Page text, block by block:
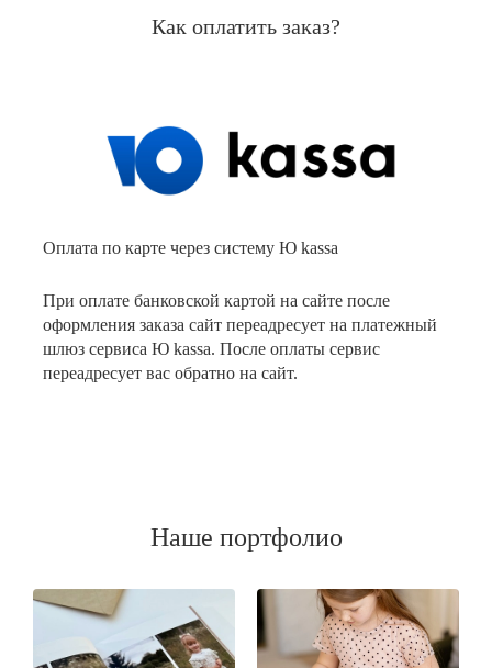
Как оплатить заказ?
Оплата по карте через систему Ю kassa
При оплате банковской картой на сайте после
оформления заказа сайт переадресует на платежный
шлюз сервиса Ю kassa. После оплаты сервис
переадресует вас обратно на сайт.
Наше портфолио